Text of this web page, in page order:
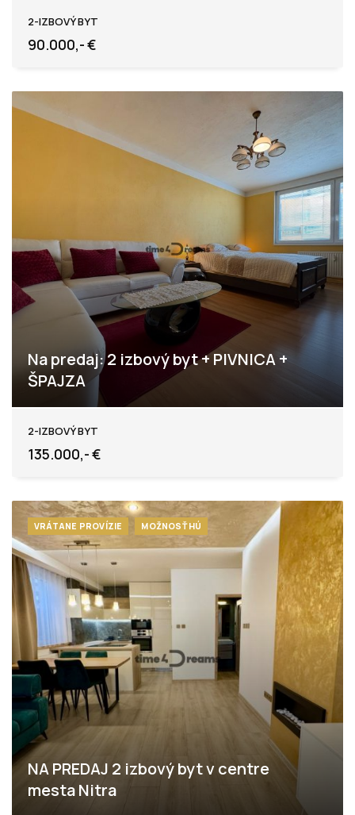
2-IZBOVÝ BYT
90.000,- €
Na predaj: 2 izbový byt + PIVNICA +
ŠPAJZA
2-IZBOVÝ BYT
135.000,- €
VRÁTANE PROVÍZIE MOŽNOSŤ HÚ
NA PREDAJ 2 izbový byt v centre
mesta Nitra